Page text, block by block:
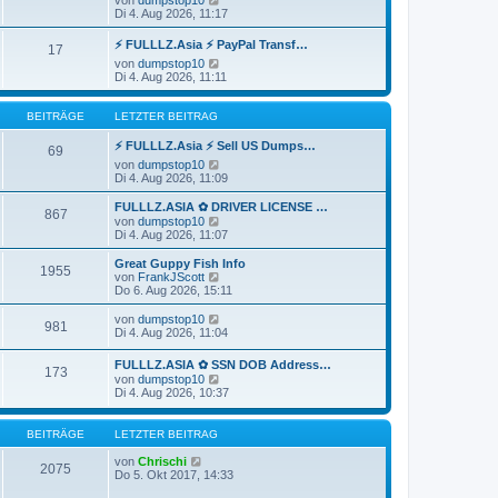
r
a
B
e
i
a
g
e
u
e
s
e
r
B
i
t
a
g
Di 4. Aug 2026, 11:17
17
⚡ FULLLZ.Asia ⚡ PayPal Transf…
von dumpstop10
e
u
e
t
e
e
i
t
a
g
Di 4. Aug 2026, 11:11
BEITRÄGE LETZTER BEITRAG
69
⚡ FULLLZ.Asia ⚡ Sell US Dumps…
von dumpstop10
e
u
e
t
e
r
B
e
i
t
a
g
Di 4. Aug 2026, 11:09
867
FULLLZ.ASIA ✿ DRIVER LICENSE …
von dumpstop10
e
u
e
t
B
e
i
t
a
g
Di 4. Aug 2026, 11:07
1955
Great Guppy Fish Info
von FrankJScott
e
u
s
r
e
i
t
a
Do 6. Aug 2026, 15:11
981 von dumpstop10
e
e
s
e
r
B
i
r
Di 4. Aug 2026, 11:04
173
FULLLZ.ASIA ✿ SSN DOB Address…
von dumpstop10
e
e
t
r
Di 4. Aug 2026, 10:37
BEITRÄGE LETZTER BEITRAG
2075 von Chrischi
e
Do 5. Okt 2017, 14:33